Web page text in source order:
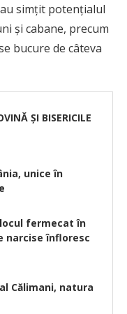
simțit potențialul
și cabane, precum
bucure de câteva
ȘI BISERICILE
unice în
fermecat în
narcise înfloresc
Călimani, natura